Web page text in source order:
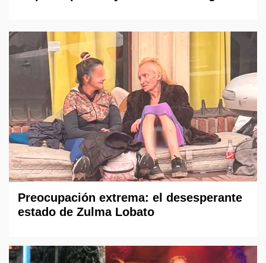
Preocupación extrema: el desesperante
estado de Zulma Lobato